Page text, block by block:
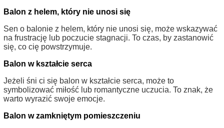
Balon z helem, który nie unosi się
Sen o balonie z helem, który nie unosi się, może wskazywać
na frustrację lub poczucie stagnacji. To czas, by zastanowić
się, co cię powstrzymuje.
Balon w kształcie serca
Jeżeli śni ci się balon w kształcie serca, może to
symbolizować miłość lub romantyczne uczucia. To znak, że
warto wyrazić swoje emocje.
Balon w zamkniętym pomieszczeniu